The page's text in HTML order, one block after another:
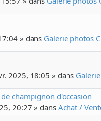
» dans Galerie photos
2025, 18:05 » dans
champignon d'occasion
20:27 » dans Achat /